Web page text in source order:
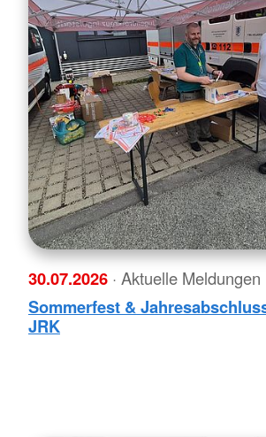
30.07.2026 · Aktuelle Meldungen
Sommerfest &
JRK